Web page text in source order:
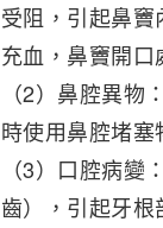
受阻，引起鼻
充血，鼻竇開口
（2）鼻腔異
時使用鼻腔堵塞
（3）口腔病
齒），引起牙根